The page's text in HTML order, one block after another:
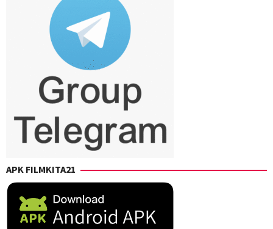
APK FILMKITA21